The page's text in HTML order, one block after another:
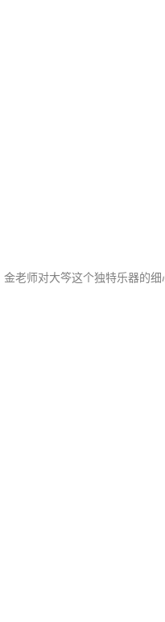
金老师对大笒这个独特乐器的